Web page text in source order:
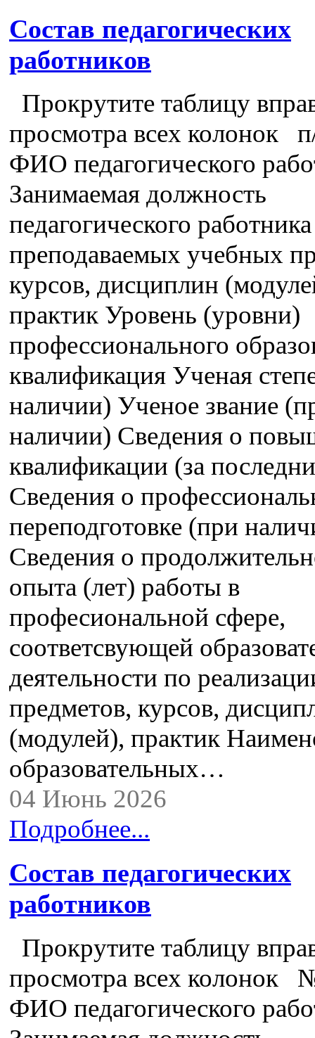
Состав педагогических
работников
Прокрутите таблицу
просмотра всех колонок
ФИО педагогического
Занимаемая должность
педагогического
преподаваемых учебных
курсов, дисциплин
практик Уровень (уровни)
профессионального
квалификация Ученая
наличии) Ученое звание
наличии) Сведения о
квалификации (за
Сведения о
переподготовке (при
Сведения о
опыта (лет) работы в
професиональной сфере,
соответсвующей
деятельности по
предметов, курсов,
(модулей), практик
образовательных…
04 Июнь 2026
Подробнее...
Состав педагогических
работников
Прокрутите таблицу
просмотра всех колонок
ФИО педагогического